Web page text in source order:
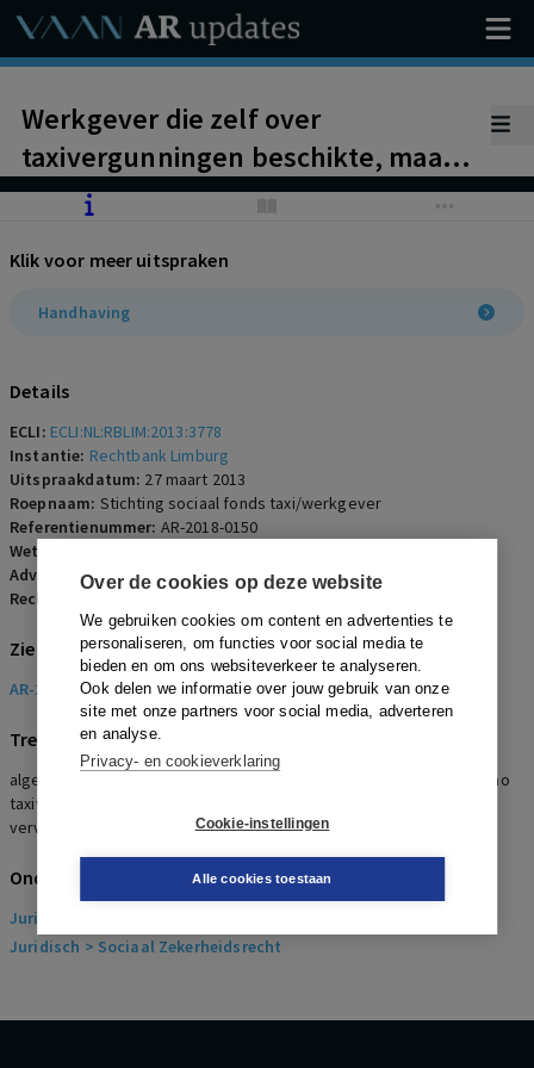
Over de cookies op deze website
We gebruiken cookies om content en advertenties te
personaliseren, om functies voor social media te
bieden en om ons websiteverkeer te analyseren.
Ook delen we informatie over jouw gebruik van onze
site met onze partners voor social media, adverteren
en analyse.
Privacy- en cookieverklaring
Cookie-instellingen
Alle cookies toestaan
Werkgever die zelf over
taxivergunningen beschikte, maar
de vervoersactiviteiten heeft
vennootschap, valt onder de
werkingssfeer van de cao
taxi.
Klik voor meer uitspraken
Handhaving
Details
ECLI: ECLI:NL:RBLIM:2013:3778
Instantie: Rechtbank Limburg
Uitspraakdatum: 27 maart 2013
Roepnaam: Stichting sociaal fonds taxi/werkgever
Referentienummer: AR-2018-0150
Wetsartikelen:
Advocaten:M.W.M. Heijlaerts
Rechters:
Zie ook
AR-2018-0151
Trefwoorden
algemeen verbindend verklaard, taxivergunning, werkingssfeer, cao
taxivervoer, schadevergoeding, Wet personenvoer 2000,
vervoersactiviteiten, feitelijk vervoerder
Onderwerpen
Juridisch
Juridisch > Sociaal Zekerheidsrecht